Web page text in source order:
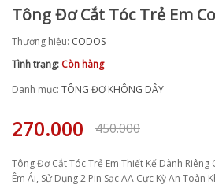
Tông Đơ Cắt Tóc Trẻ Em
Thương hiệu: CODOS
Tình trạng: Còn hàng
Danh mục: TÔNG ĐƠ KHÔNG DÂY
450.000
270.000
Tông Đơ Cắt Tóc Trẻ Em Thiết Kế Dành Riêng
Êm Ái, Sử Dụng 2 Pin Sạc AA Cực Kỳ An Toàn